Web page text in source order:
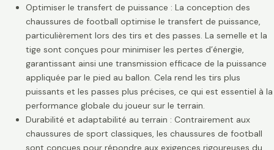
Optimiser le transfert de puissance : La conception des
chaussures de football optimise le transfert de puissance,
particulièrement lors des tirs et des passes. La semelle et la
tige sont conçues pour minimiser les pertes d’énergie,
garantissant ainsi une transmission efficace de la puissance
appliquée par le pied au ballon. Cela rend les tirs plus
puissants et les passes plus précises, ce qui est essentiel à la
performance globale du joueur sur le terrain.
Durabilité et adaptabilité au terrain : Contrairement aux
chaussures de sport classiques, les chaussures de football